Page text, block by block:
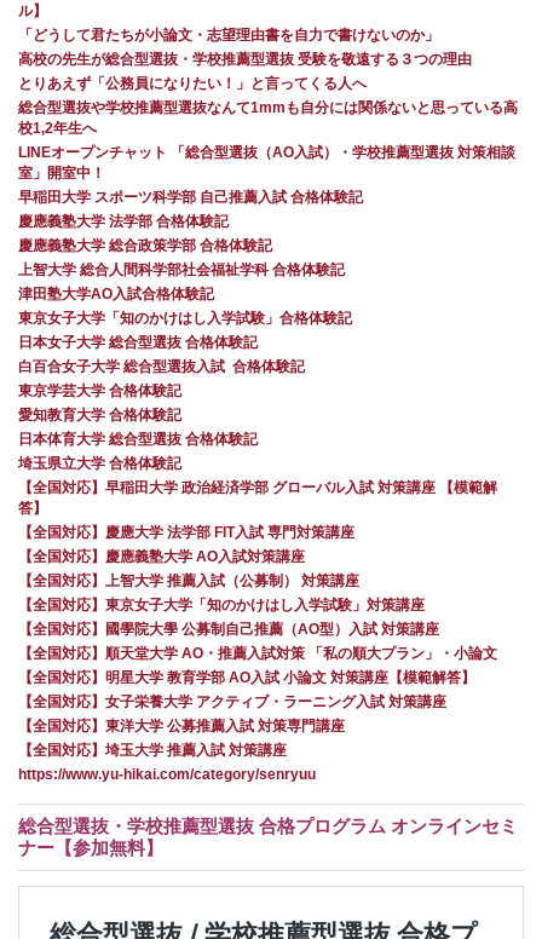
ル】
「どうして君たちが小論文・志望理由書を自力で書けないのか」
高校の先生が総合型選抜・学校推薦型選抜 受験を敬遠する３つの理由
とりあえず「公務員になりたい！」と言ってくる人へ
総合型選抜や学校推薦型選抜なんて1mmも自分には関係ないと思っている高
校1,2年生へ
LINEオープンチャット 「総合型選抜（AO入試）・学校推薦型選抜 対策相談
室」開室中！
早稲田大学 スポーツ科学部 自己推薦入試 合格体験記
慶應義塾大学 法学部 合格体験記
慶應義塾大学 総合政策学部 合格体験記
上智大学 総合人間科学部社会福祉学科 合格体験記
津田塾大学AO入試合格体験記
東京女子大学「知のかけはし入学試験」合格体験記
日本女子大学 総合型選抜 合格体験記
白百合女子大学 総合型選抜入試 合格体験記
東京学芸大学 合格体験記
愛知教育大学 合格体験記
日本体育大学 総合型選抜 合格体験記
埼玉県立大学 合格体験記
【全国対応】早稲田大学 政治経済学部 グローバル入試 対策講座 【模範解
答】
【全国対応】慶應大学 法学部 FIT入試 専門対策講座
【全国対応】慶應義塾大学 AO入試対策講座
【全国対応】上智大学 推薦入試（公募制） 対策講座
【全国対応】東京女子大学「知のかけはし入学試験」対策講座
【全国対応】國學院大學 公募制自己推薦（AO型）入試 対策講座
【全国対応】順天堂大学 AO・推薦入試対策 「私の順大プラン」・小論文
【全国対応】明星大学 教育学部 AO入試 小論文 対策講座【模範解答】
【全国対応】女子栄養大学 アクティブ・ラーニング入試 対策講座
【全国対応】東洋大学 公募推薦入試 対策専門講座
【全国対応】埼玉大学 推薦入試 対策講座
https://www.yu-hikai.com/category/senryuu
総合型選抜・学校推薦型選抜 合格プログラム オンラインセミ
ナー【参加無料】